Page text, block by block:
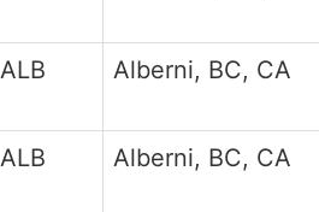
ALB Alberni, BC, CA
ALB Alberni, BC, CA